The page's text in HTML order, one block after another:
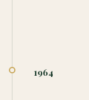
1964